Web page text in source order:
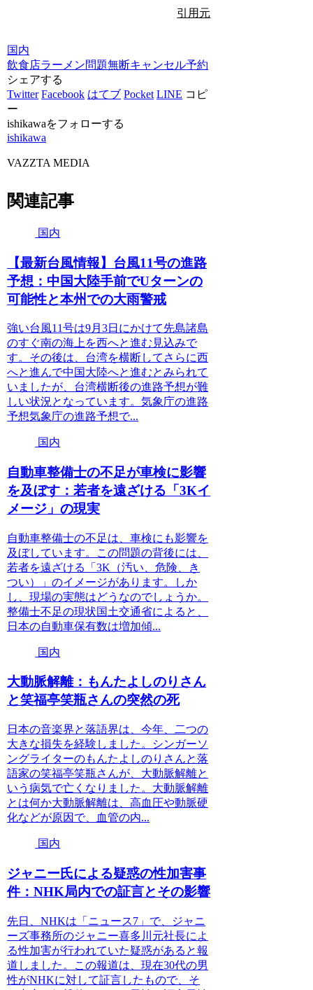
引用元
国内
飲食店ラーメン問題無断キャンセル予約
シェアする
Twitter Facebook はてブ Pocket LINE コピ
ー
ishikawaをフォローする
ishikawa
VAZZTA MEDIA
関連記事
国内
【最新台風情報】台風11号の進路
予想：中国大陸手前でUターンの
可能性と本州での大雨警戒
強い台風11号は9月3日にかけて先島諸島
のすぐ南の海上を西へと進む見込みで
す。その後は、台湾を横断してさらに西
へと進んで中国大陸へと進むとみられて
いましたが、台湾横断後の進路予想が難
しい状況となっています。気象庁の進路
予想気象庁の進路予想で...
国内
自動車整備士の不足が車検に影響
を及ぼす：若者を遠ざける「3Kイ
メージ」の現実
自動車整備士の不足は、車検にも影響を
及ぼしています。この問題の背後には、
若者を遠ざける「3K（汚い、危険、き
つい）」のイメージがあります。しか
し、現場の実態はどうなのでしょうか。
整備士不足の現状国土交通省によると、
日本の自動車保有数は増加傾...
国内
大動脈解離：もんたよしのりさん
と笑福亭笑瓶さんの突然の死
日本の音楽界と落語界は、今年、二つの
大きな損失を経験しました。シンガーソ
ングライターのもんたよしのりさんと落
語家の笑福亭笑瓶さんが、大動脈解離と
いう病気で亡くなりました。大動脈解離
とは何か大動脈解離は、高血圧や動脈硬
化などが原因で、血管の内...
国内
ジャニー氏による疑惑の性加害事
件：NHK局内での証言とその影響
先日、NHKは「ニュース7」で、ジャニ
ーズ事務所のジャニー喜多川元社長によ
る性加害が行われていた疑惑があると報
道しました。この報道は、現在30代の男
性がNHKに対して証言したもので、そ